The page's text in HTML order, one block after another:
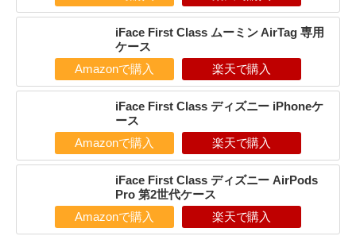
iFace First Class ムーミン AirTag 専用
ケース
Amazonで購入 楽天で購入
iFace First Class ディズニー iPhoneケ
ース
Amazonで購入 楽天で購入
iFace First Class ディズニー AirPods
Pro 第2世代ケース
Amazonで購入 楽天で購入